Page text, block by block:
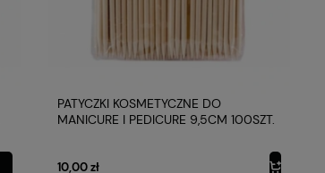
PATYCZKI KOSMETYCZNE DO
MANICURE I PEDICURE 9,5CM 100SZT.
10,00 zł